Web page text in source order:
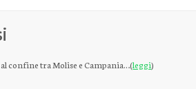
confine tra Molise e Campania…(leggi)